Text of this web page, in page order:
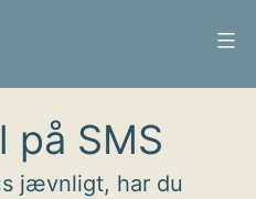
på SMS
jævnligt, har du